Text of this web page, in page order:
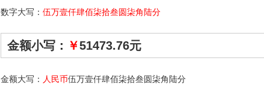
数字大写： 伍万壹仟肆佰柒拾叁圆柒角陆分
金额小写： ￥51473.76元
金额大写： 人民币伍万壹仟肆佰柒拾叁圆柒角陆分